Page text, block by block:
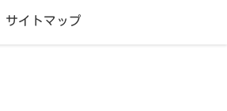
サイトマップ